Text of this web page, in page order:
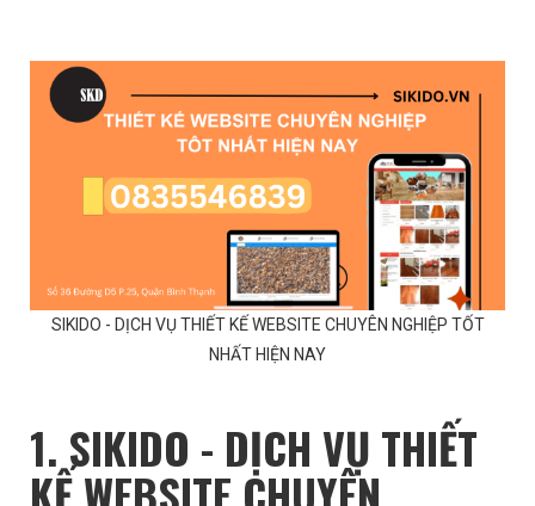
SIKIDO - DỊCH VỤ THIẾT KẾ WEBSITE CHUYÊN NGHIỆP TỐT
NHẤT HIỆN NAY
1. SIKIDO - DỊCH VỤ THIẾT